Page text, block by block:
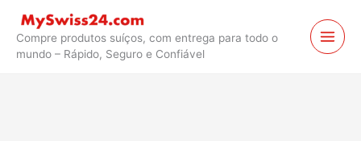
para
conteúdo
Compre produtos suíços, com entrega para todo o
mundo – Rápido, Seguro e Confiável